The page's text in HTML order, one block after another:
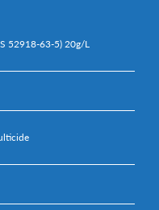
52918-63-5) 20g/L